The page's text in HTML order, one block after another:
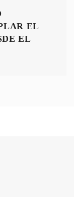
EL
EL